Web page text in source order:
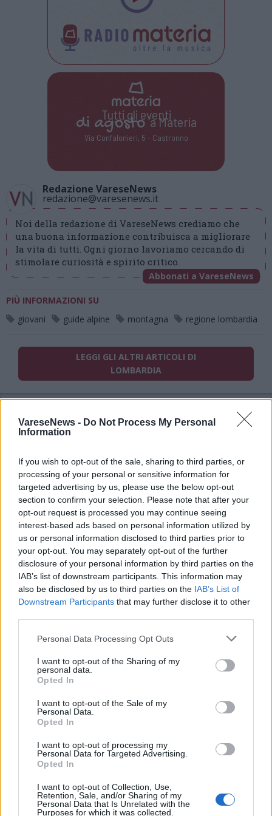
VareseNews - Do Not Process My Personal
Information
If you wish to opt-out of the sale, sharing to third parties, or
processing of your personal or sensitive information for
targeted advertising by us, please use the below opt-out
section to confirm your selection. Please note that after your
opt-out request is processed you may continue seeing
interest-based ads based on personal information utilized by
us or personal information disclosed to third parties prior to
your opt-out. You may separately opt-out of the further
disclosure of your personal information by third parties on the
IAB’s list of downstream participants. This information may
also be disclosed by us to third parties on the IAB’s List of
Downstream Participants that may further disclose it to other
Personal Data Processing Opt Outs
I want to opt-out of the Sharing of my
personal data.
Opted In
I want to opt-out of the Sale of my
Personal Data.
Opted In
I want to opt-out of processing my
Personal Data for Targeted Advertising.
Opted In
I want to opt-out of Collection, Use,
Retention, Sale, and/or Sharing of my
Personal Data that Is Unrelated with the
Purposes for which it was collected.
Tutti gli eventi
di agostoa Materia
Via Confalonieri, 5 - Castronno
Redazione VareseNews
redazione@varesenews.it
Noi della redazione di VareseNews crediamo che
una buona informazione contribuisca a migliorare
la vita di tutti. Ogni giorno lavoriamo cercando di
stimolare curiosità e spirito critico.
Abbonati a VareseNews
PIÙ INFORMAZIONI SU
giovani
guide alpine montagna regione lombardia
LEGGI GLI ALTRI ARTICOLI DI
LOMBARDIA
ADV
ADV
Commenti
Accedioregistratiper commentare questo
articolo.